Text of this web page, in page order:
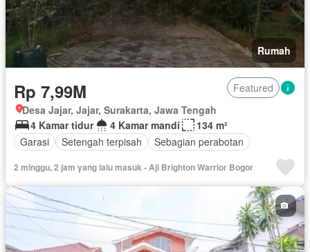
Rumah
Rp 7,99M
Featured
Desa Jajar, Jajar, Surakarta, Jawa Tengah
4 Kamar tidur
4 Kamar mandi
134 m²
Garasi
Setengah terpisah Sebagian perabotan
2 minggu, 2 jam yang lalu masuk - Aji Brighton Warrior Bogor